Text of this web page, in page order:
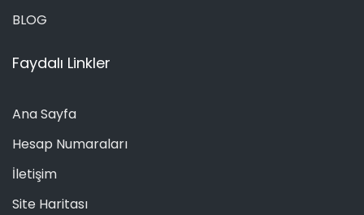
BLOG
Faydalı Linkler
Ana Sayfa
Hesap Numaraları
İletişim
Site Haritası